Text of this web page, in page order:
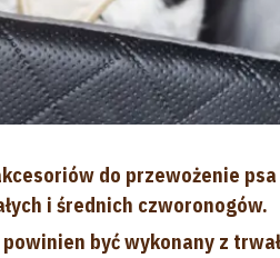
do przewożenie
i średnich czworonogów.
być wykonany z